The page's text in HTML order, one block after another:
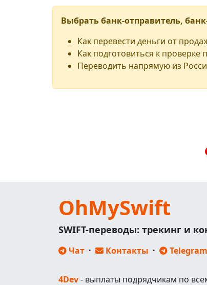
Выбрать банк-отправитель,
Как перевести деньги от
Как подготовиться к
Переводить напрямую из
OhMySwift
SWIFT-переводы: трекинг и
Чат · Контакты ·
4Dev- выплаты подрядчикам по